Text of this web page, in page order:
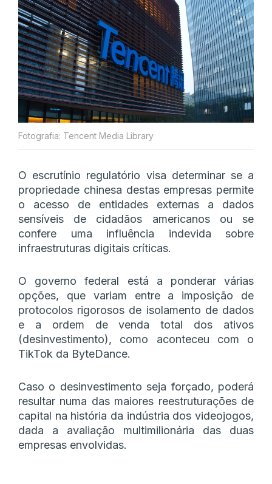
Fotografia: Tencent Media Library
O escrutínio regulatório visa determinar se a
propriedade chinesa destas empresas permite
o acesso de entidades externas a dados
sensíveis de cidadãos americanos ou se
confere uma influência indevida sobre
infraestruturas digitais críticas.
O governo federal está a ponderar várias
opções, que variam entre a imposição de
protocolos rigorosos de isolamento de dados
e a ordem de venda total dos ativos
(desinvestimento), como aconteceu com o
TikTok da ByteDance.
Caso o desinvestimento seja forçado, poderá
resultar numa das maiores reestruturações de
capital na história da indústria dos videojogos,
dada a avaliação multimilionária das duas
empresas envolvidas.